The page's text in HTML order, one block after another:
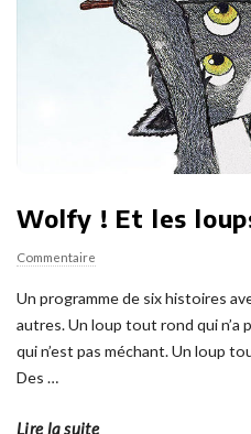
Wolfy ! Et les
Commentaire
Un programme de six histoires
autres. Un loup tout rond qui
qui n’est pas méchant. Un loup
Des …
Lire la suite